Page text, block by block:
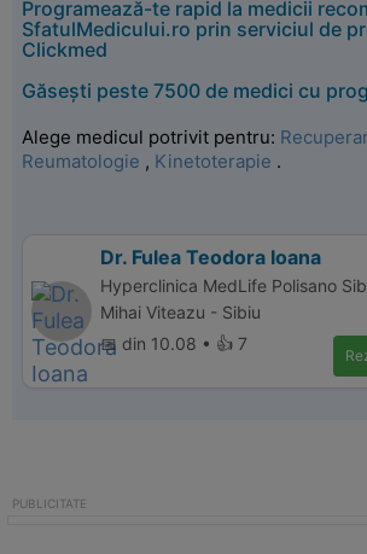
Programează-te rapid la medicii
SfatulMedicului.ro prin serviciul de
Clickmed
Găsești peste 7500 de medici cu
Alege medicul potrivit pentru:
Reumatologie , Kinetoterapie .
Dr. Fulea Teodora Ioana
Hyperclinica MedLife Polisano
Mihai Viteazu - Sibiu
📅 din 10.08 • 👍 7